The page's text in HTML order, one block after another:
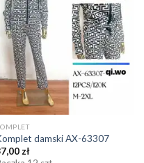
damski AX-63307
zł